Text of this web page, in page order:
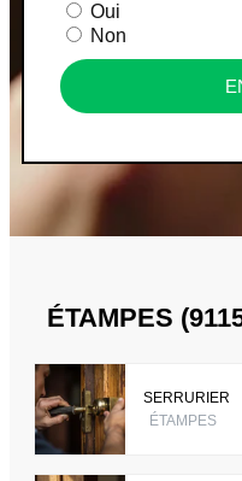
Oui
Non
ÉTAMPES
SERRURIER
ÉTAMPES